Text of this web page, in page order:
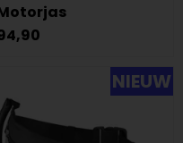
NIEUW